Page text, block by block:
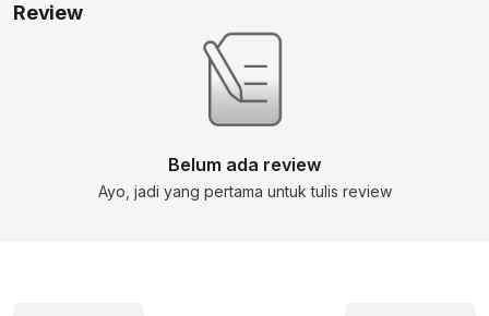
Review
Belum ada review
Ayo, jadi yang pertama untuk tulis review